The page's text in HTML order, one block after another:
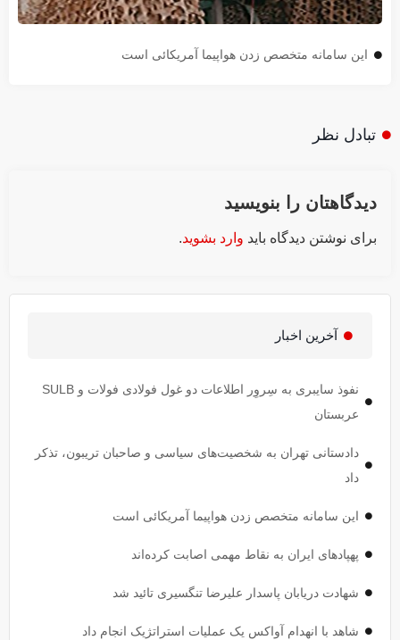
این سامانه متخصص زدن هواپیما آمریکائی است
تبادل نظر
دیدگاهتان را بنویسید
برای نوشتن دیدگاه باید وارد بشوید.
آخرین اخبار
نفوذ سایبری به سِروِر اطلاعات دو غول فولادی فولات و SULB
عربستان
دادستانی تهران به شخصیت‌های سیاسی و صاحبان تریبون، تذکر
داد
این سامانه متخصص زدن هواپیما آمریکائی است
پهپاد‌های ایران به نقاط مهمی اصابت کرده‌اند
شهادت دریابان پاسدار علیرضا تنگسیری تائید شد
شاهد با انهدام آواکس یک عملیات استراتژیک انجام داد